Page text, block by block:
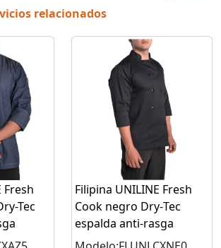
relacionados
Fresh
Tec
Filipina UNILINE Fresh
Cook negro Dry‑Tec
espalda anti‑rasga